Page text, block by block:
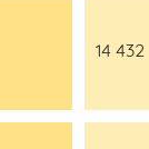
14 432